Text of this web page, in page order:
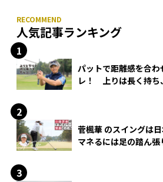
人気記事ランキング
パットで距離感を合
レ！ 上りは長く持ち
菅楓華 のスイングは
マネるには足の踏ん張